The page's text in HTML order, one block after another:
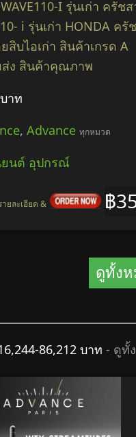
I รุ่นเก่า ครัชส
i รุ่นเก่า HONDA ครั
สิบไอเก่า สินค้าเกรด A
ง สินค้าคุณภาพ
าท
, Advance ทุกหมวด
นต์ อุปกรณ์
฿
ายละเอียด &
ดูทั้งห
86,212 บาท - ดูทั้